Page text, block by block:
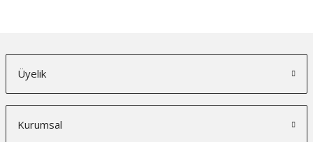
Üyelik
Kurumsal